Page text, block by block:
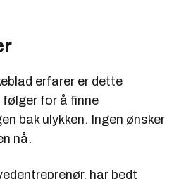
erfarer er dette
følger for å finne
bak ulykken. Ingen ønsker
nå.
har bedt